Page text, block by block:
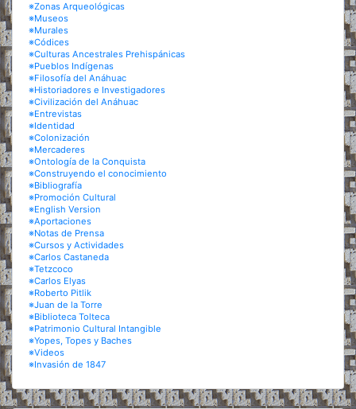
※Zonas Arqueológicas
※Museos
※Murales
※Códices
※Culturas Ancestrales Prehispánicas
※Pueblos Indígenas
※Filosofía del Anáhuac
※Historiadores e Investigadores
※Civilización del Anáhuac
※Entrevistas
※Identidad
※Colonización
※Mercaderes
※Ontología de la Conquista
※Construyendo el conocimiento
※Bibliografía
※Promoción Cultural
※English Version
※Aportaciones
※Notas de Prensa
※Cursos y Actividades
※Carlos Castaneda
※Tetzcoco
※Carlos Elyas
※Roberto Pitlik
※Juan de la Torre
※Biblioteca Tolteca
※Patrimonio Cultural Intangible
※Yopes, Topes y Baches
※Videos
※Invasión de 1847